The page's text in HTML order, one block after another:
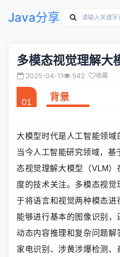
Java分享
多模态视觉理解大
2025-04-11 542 收藏
01 背景
大模型时代是人工智能领
当今人工智能研究领域，基
态视觉理解大模型（VLM
度的技术关注。多模态视
于将语言和视觉两种模态进
能够进行基本的图像识别
动态内容推理和复杂问题
家电识别、涉黄涉爆检测